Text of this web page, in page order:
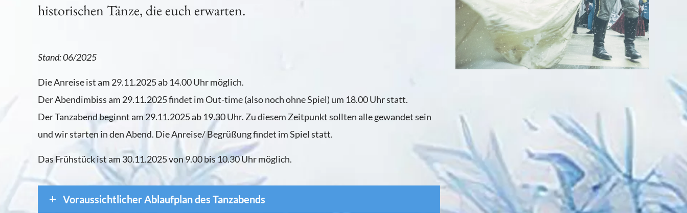
historischen Tänze, die euch erwarten.
Stand: 06/2025
Die Anreise ist am 29.11.2025 ab 14.00 Uhr möglich.
Der Abendimbiss am 29.11.2025 findet im Out-time (also noch ohne Spiel) um 18.00 Uhr statt.
Der Tanzabend beginnt am 29.11.2025 ab 19.30 Uhr. Zu diesem Zeitpunkt sollten alle gewandet sein
und wir starten in den Abend. Die Anreise/ Begrüßung findet im Spiel statt.
Das Frühstück ist am 30.11.2025 von 9.00 bis 10.30 Uhr möglich.
Voraussichtlicher Ablaufplan des Tanzabends